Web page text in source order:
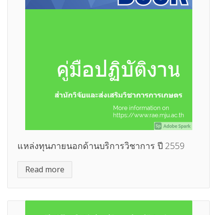
แหล่งทุนภายนอกด้านบริการวิชาการ ปี 2559
Read more